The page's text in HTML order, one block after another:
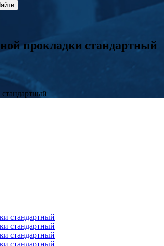
прокладки стандартный